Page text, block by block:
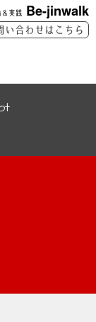
＆実践 Be-jinwalk
い合わせはこちら